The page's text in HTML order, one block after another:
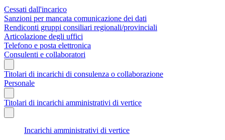
Cessati dall'incarico
Sanzioni per mancata comunicazione dei dati
Rendiconti gruppi consiliari regionali/provinciali
Articolazione degli uffici
Telefono e posta elettronica
Consulenti e collaboratori
Titolari di incarichi di consulenza o collaborazione
Personale
Titolari di incarichi amministrativi di vertice
Incarichi amministrativi di vertice